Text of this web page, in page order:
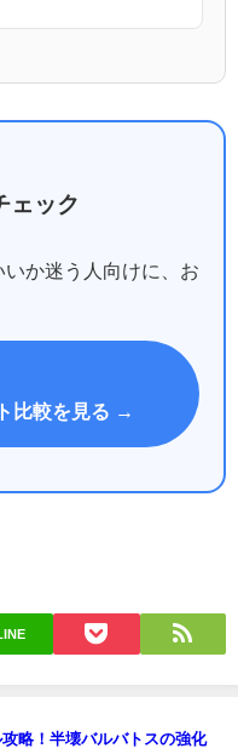
ェック
か迷う人向けに、お
比較を見る →
攻略！半壊バルバトスの強化